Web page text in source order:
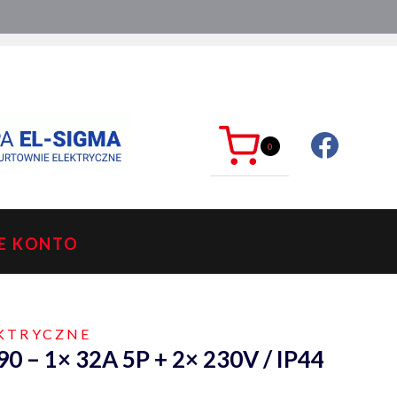
0
KONTO
– 1× 32A 5P + 2× 230V / IP44